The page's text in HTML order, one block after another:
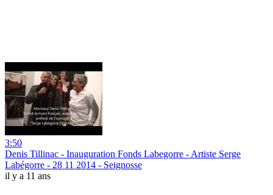
3:50
Denis Tillinac - Inauguration Fonds Labegorre - Artiste Serge
Labégorre - 28 11 2014 - Seignosse
il y a 11 ans